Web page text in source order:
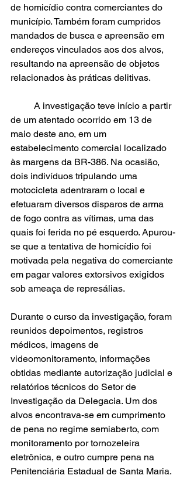
de homicídio contra comerciantes do
município. Também foram cumpridos
mandados de busca e apreensão em
endereços vinculados aos dos alvos,
resultando na apreensão de objetos
relacionados às práticas delitivas.
de um atentado ocorrido em 13 de
maio deste ano, em um
estabelecimento comercial localizado
às margens da BR-386. Na ocasião,
dois indivíduos tripulando uma
motocicleta adentraram o local e
efetuaram diversos disparos de arma
de fogo contra as vítimas, uma das
quais foi ferida no pé esquerdo. Apurou-
se que a tentativa de homicídio foi
motivada pela negativa do comerciante
em pagar valores extorsivos exigidos
sob ameaça de represálias.
Durante o curso da investigação, foram
reunidos depoimentos, registros
médicos, imagens de
videomonitoramento, informações
obtidas mediante autorização judicial e
relatórios técnicos do Setor de
Investigação da Delegacia. Um dos
alvos encontrava-se em cumprimento
de pena no regime semiaberto, com
monitoramento por tornozeleira
eletrônica, e outro cumpre pena na
Penitenciária Estadual de Santa Maria.